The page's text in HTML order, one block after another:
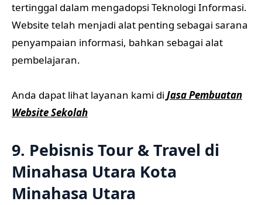
tertinggal dalam mengadopsi Teknologi Informasi.
Website telah menjadi alat penting sebagai sarana
penyampaian informasi, bahkan sebagai alat
pembelajaran.
Anda dapat lihat layanan kami di Jasa Pembuatan
Website Sekolah
9. Pebisnis Tour & Travel di
Minahasa Utara Kota
Minahasa Utara